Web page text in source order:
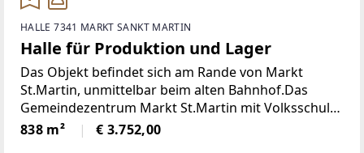
HALLE 7341 MARKT SANKT MARTIN
Halle für Produktion und Lager
Das Objekt befindet sich am Rande von Markt
St.Martin, unmittelbar beim alten Bahnhof.Das
Gemeindezentrum Markt St.Martin mit Volksschule,
Kindergarten, Gasthaus, Bushaltestelle und
Einkaufsmöglichkeit ist ca. 3 Gehminuten entfernt.
838 m² € 3.752,00